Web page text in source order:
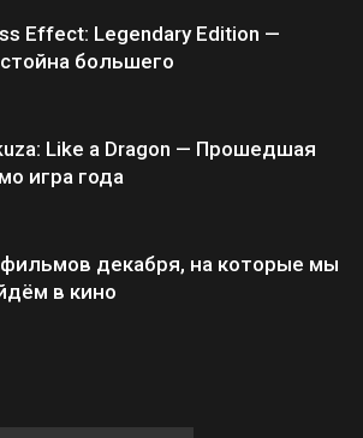
Effect: Legendary Edition —
большего
Like a Dragon — Прошедшая
игра года
декабря, на которые мы
в кино